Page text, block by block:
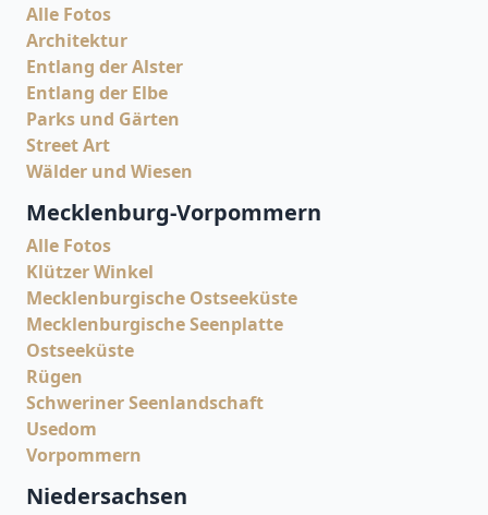
Alle Fotos
Architektur
Entlang der Alster
Entlang der Elbe
Parks und Gärten
Street Art
Wälder und Wiesen
Mecklenburg-Vorpommern
Alle Fotos
Klützer Winkel
Mecklenburgische Ostseeküste
Mecklenburgische Seenplatte
Ostseeküste
Rügen
Schweriner Seenlandschaft
Usedom
Vorpommern
Niedersachsen